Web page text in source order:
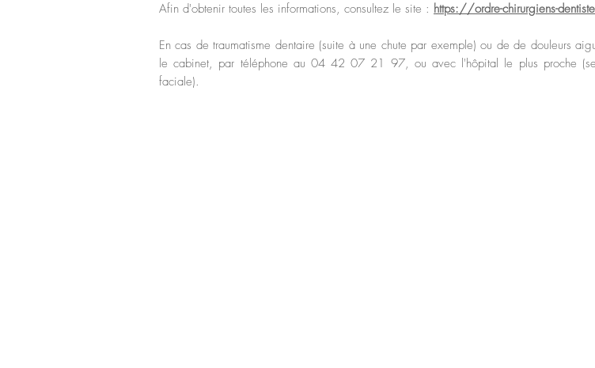
Afin d'obtenir toutes les informations, consultez le site : https://ordre-chirurgiens-
En cas de traumatisme dentaire (suite à une chute par exemple) ou de de douleurs
le cabinet, par téléphone au 04 42 07 21 97, ou avec l'hôpital le plus proche
faciale).